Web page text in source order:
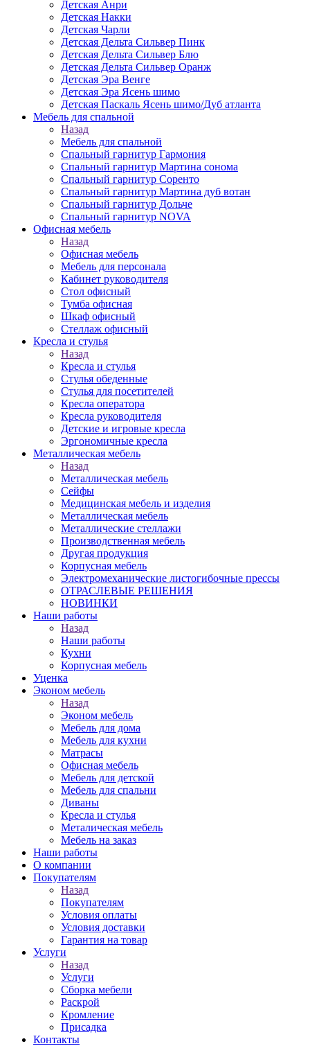
Детская Анри
Детская Накки
Детская Чарли
Детская Дельта Сильвер Пинк
Детская Дельта Сильвер Блю
Детская Дельта Сильвер Оранж
Детская Эра Венге
Детская Эра Ясень шимо
Детская Паскаль Ясень шимо/Дуб атланта
Мебель для спальной
Назад
Мебель для спальной
Спальный гарнитур Гармония
Спальный гарнитур Мартина сонома
Спальный гарнитур Соренто
Спальный гарнитур Мартина дуб вотан
Спальный гарнитур Дольче
Спальный гарнитур NOVA
Офисная мебель
Назад
Офисная мебель
Мебель для персонала
Кабинет руководителя
Стол офисный
Тумба офисная
Шкаф офисный
Стеллаж офисный
Кресла и стулья
Назад
Кресла и стулья
Стулья обеденные
Стулья для посетителей
Кресла оператора
Кресла руководителя
Детские и игровые кресла
Эргономичные кресла
Металлическая мебель
Назад
Металлическая мебель
Сейфы
Медицинская мебель и изделия
Металлическая мебель
Металлические стеллажи
Производственная мебель
Другая продукция
Корпусная мебель
Электромеханические листогибочные прессы
ОТРАСЛЕВЫЕ РЕШЕНИЯ
НОВИНКИ
Наши работы
Назад
Наши работы
Кухни
Корпусная мебель
Уценка
Эконом мебель
Назад
Эконом мебель
Мебель для дома
Мебель для кухни
Матрасы
Офисная мебель
Мебель для детской
Мебель для спальни
Диваны
Кресла и стулья
Металическая мебель
Мебель на заказ
Наши работы
О компании
Покупателям
Назад
Покупателям
Условия оплаты
Условия доставки
Гарантия на товар
Услуги
Назад
Услуги
Сборка мебели
Раскрой
Кромление
Присадка
Контакты